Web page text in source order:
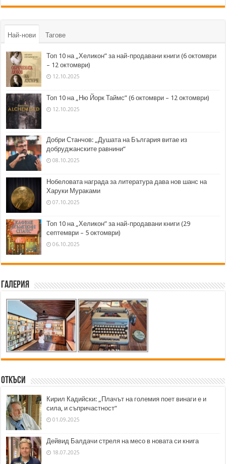
Най-нови Тагове
Топ 10 на „Хеликон” за най-продавани книги (6 октомври
– 12 октомври)
12.10.2025
Топ 10 на „Ню Йорк Таймс” (6 октомври – 12 октомври)
12.10.2025
Добри Станчов: „Душата на България витае из
добруджанските равнини“
08.10.2025
Нобеловата награда за литература дава нов шанс на
Харуки Мураками
07.10.2025
Топ 10 на „Хеликон” за най-продавани книги (29
септември – 5 октомври)
06.10.2025
Галерия
Откъси
Кирил Кадийски: „Плачът на големия поет винаги е и
сила, и съпричастност“
01.09.2025
Дейвид Балдачи стреля на месо в новата си книга
18.07.2025